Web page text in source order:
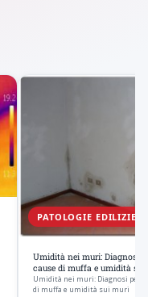
PATOLOGIE EDILIZIE
Umidità nei muri: Diagnosi
cause di muffa e umidità sui
Umidità nei muri: Diagnosi per
di muffa e umidità sui muri